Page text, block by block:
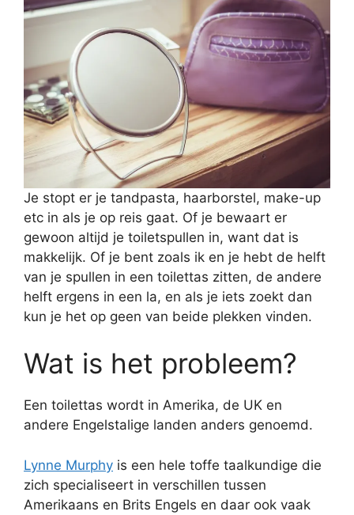
Je stopt er je tandpasta, haarborstel, make-up
etc in als je op reis gaat. Of je bewaart er
gewoon altijd je toiletspullen in, want dat is
makkelijk. Of je bent zoals ik en je hebt de helft
van je spullen in een toilettas zitten, de andere
helft ergens in een la, en als je iets zoekt dan
kun je het op geen van beide plekken vinden.
Wat is het probleem?
Een toilettas wordt in Amerika, de UK en
andere Engelstalige landen anders genoemd.
Lynne Murphy is een hele toffe taalkundige die
zich specialiseert in verschillen tussen
Amerikaans en Brits Engels en daar ook vaak